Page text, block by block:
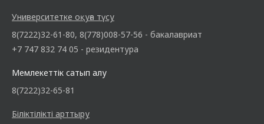
Университетке оқуға түсу
8(7222)32-61-80, 8(778)008-57-56 - бакалавриат
+7 747 832 74 05 - резидентура
Мемлекеттік сатып алу
8(7222)32-65-81
Біліктілікті арттыру